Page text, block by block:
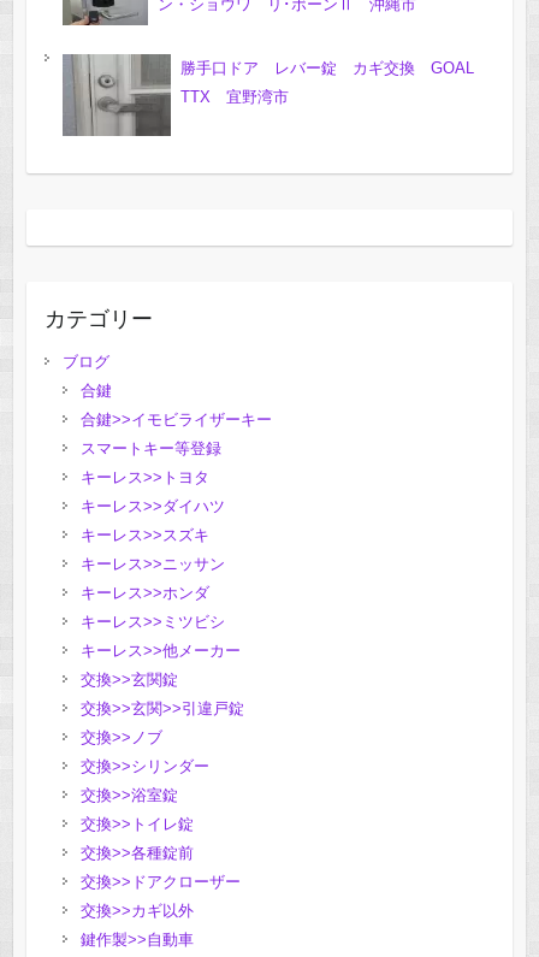
ン・ショウワ リ･ボーンⅡ 沖縄市
勝手口ドア レバー錠 カギ交換 GOAL
TTX 宜野湾市
カテゴリー
ブログ
合鍵
合鍵>>イモビライザーキー
スマートキー等登録
キーレス>>トヨタ
キーレス>>ダイハツ
キーレス>>スズキ
キーレス>>ニッサン
キーレス>>ホンダ
キーレス>>ミツビシ
キーレス>>他メーカー
交換>>玄関錠
交換>>玄関>>引違戸錠
交換>>ノブ
交換>>シリンダー
交換>>浴室錠
交換>>トイレ錠
交換>>各種錠前
交換>>ドアクローザー
交換>>カギ以外
鍵作製>>自動車